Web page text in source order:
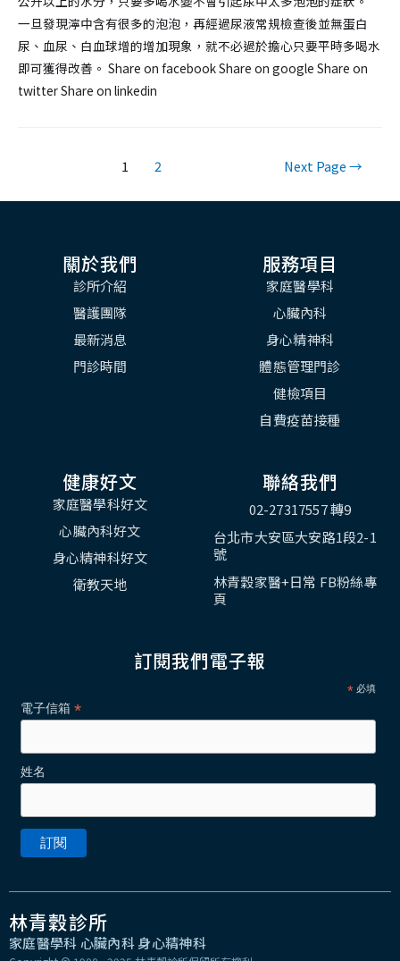
一旦發現濘中含有很多的泡泡，再經過尿液常規檢查後並無蛋白
尿、血尿、白血球增的增加現象，就不必過於擔心只要平時多喝水
即可獲得改善。 Share on facebook Share on google Share on
twitter Share on linkedin
1 2 Next Page→
關於我們
診所介紹
醫護團隊
最新消息
門診時間
服務項目
家庭醫學科
心臟內科
身心精神科
體態管理門診
健檢項目
自費疫苗接種
健康好文
家庭醫學科好文
心臟內科好文
身心精神科好文
衛教天地
聯絡我們
02-27317557 轉9
台北市大安區大安路1段2-1
號
林青穀家醫+日常 FB粉絲專
頁
訂閱我們電子報
* 必填
電子信箱 *
姓名
林青穀診所
家庭醫學科 心臟內科 身心精神科